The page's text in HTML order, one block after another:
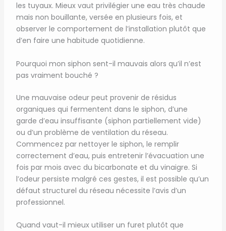
les tuyaux. Mieux vaut privilégier une eau très chaude
mais non bouillante, versée en plusieurs fois, et
observer le comportement de l’installation plutôt que
d’en faire une habitude quotidienne.
Pourquoi mon siphon sent-il mauvais alors qu’il n’est
pas vraiment bouché ?
Une mauvaise odeur peut provenir de résidus
organiques qui fermentent dans le siphon, d’une
garde d’eau insuffisante (siphon partiellement vide)
ou d’un problème de ventilation du réseau.
Commencez par nettoyer le siphon, le remplir
correctement d’eau, puis entretenir l’évacuation une
fois par mois avec du bicarbonate et du vinaigre. Si
l’odeur persiste malgré ces gestes, il est possible qu’un
défaut structurel du réseau nécessite l’avis d’un
professionnel.
Quand vaut-il mieux utiliser un furet plutôt que